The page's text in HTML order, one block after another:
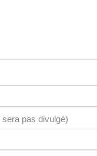
sera pas divulgé)